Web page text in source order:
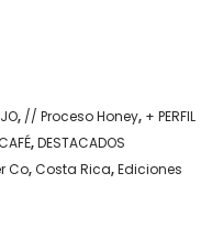
, // Proceso Honey, + PERFIL
,DESTACADOS
Co,Costa Rica,Ediciones